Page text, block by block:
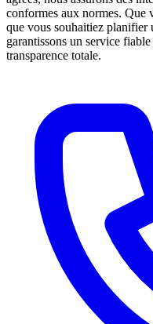
conformes aux normes. Que
que vous souhaitiez planifier
garantissons un service
transparence totale.